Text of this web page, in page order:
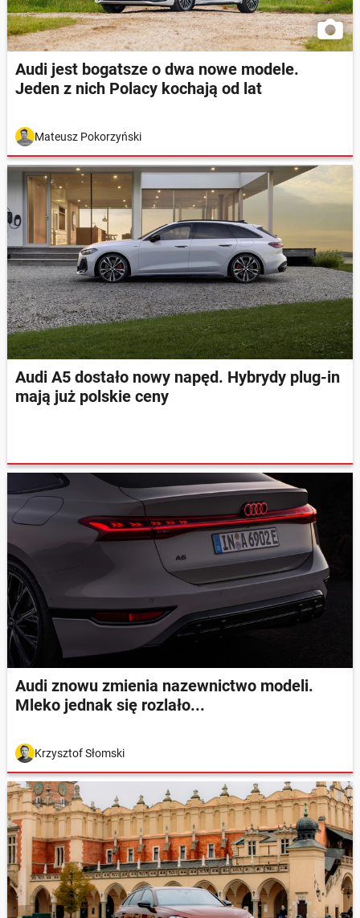
Audi jest bogatsze o dwa nowe modele.
Jeden z nich Polacy kochają od lat
Mateusz Pokorzyński
Audi A5 dostało nowy napęd. Hybrydy plug-in
mają już polskie ceny
Audi znowu zmienia nazewnictwo modeli.
Mleko jednak się rozlało...
Krzysztof Słomski